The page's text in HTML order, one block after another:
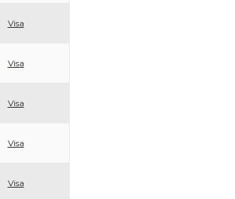
Visa
Visa
Visa
Visa
Visa